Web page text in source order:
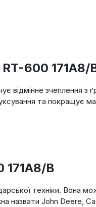
600 171A8/
відмінне зчеплення
та покращує
171A8/B
техніки. Вона
назвати John Deere,